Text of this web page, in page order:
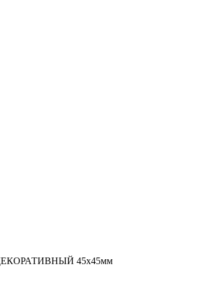
ДЕКОРАТИВНЫЙ 45х45мм